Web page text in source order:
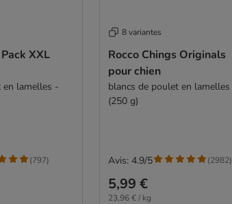
XXL
en lamelles -
(797)
8 variantes
Rocco Chings Originals
pour chien
blancs de poulet en lamelles
(250 g)
5,99 €
23,96 € / kg
Avis: 4.9/5 (2982)